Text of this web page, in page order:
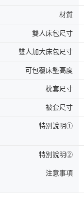
材質
雙人床包尺寸
雙人加大床包尺寸
可包覆床墊高度
枕套尺寸
被套尺寸
特別說明①
特別說明②
注意事項